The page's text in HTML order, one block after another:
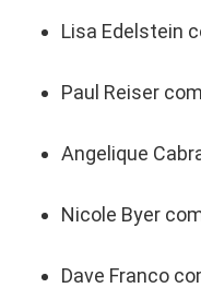
Lisa Edelstein
Paul Reiser
Angelique
Nicole Byer
Dave Franco